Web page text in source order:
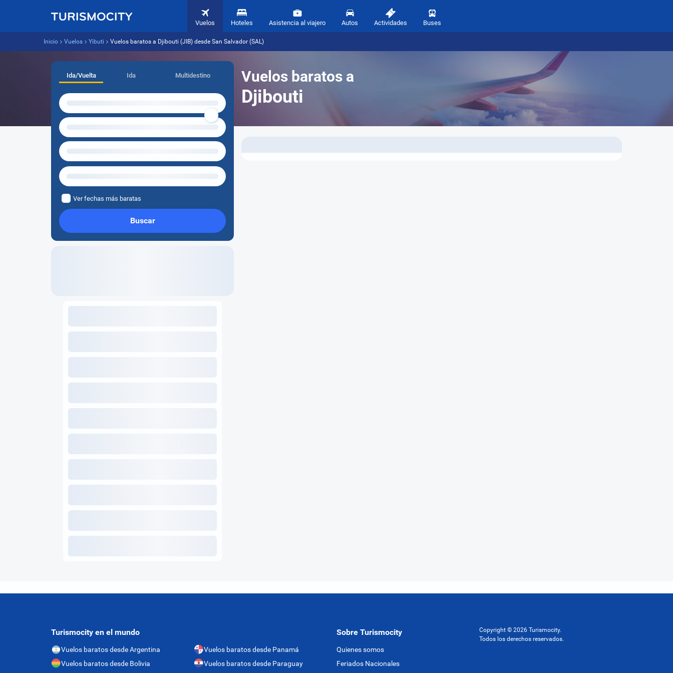
Vuelos Hoteles Asistencia al viajero Autos Actividades Buses
Inicio Vuelos Yibuti Vuelos baratos a Djibouti (JIB) desde San Salvador (SAL)
Vuelos baratos a
Djibouti
Ida/Vuelta Ida Multidestino
Ver fechas más baratas
Buscar
Turismocity en el mundo
Vuelos baratos desde Argentina
Vuelos baratos desde Bolivia
Vuelos baratos desde Panamá
Vuelos baratos desde Paraguay
Sobre Turismocity
Quienes somos
Feriados Nacionales
Copyright © 2026 Turismocity.
Todos los derechos reservados.